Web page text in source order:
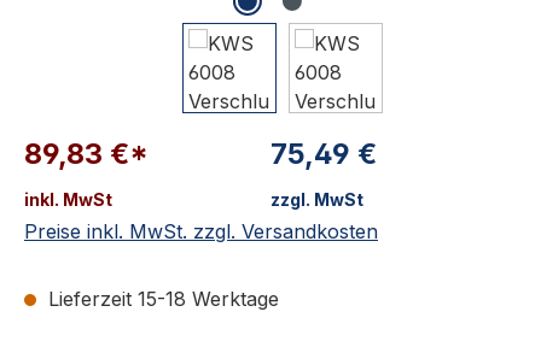
89,83 €*
inkl. MwSt
75,49 €
zzgl. MwSt
Preise inkl. MwSt. zzgl. Versandkosten
Lieferzeit 15-18 Werktage